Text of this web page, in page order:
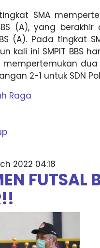
SMA
(A), yang
(A). Pada tingkat
kali ini SMPIT
mempertemukan dua
2-1 untuk SDN
Raga
2022 04:18
FUTSAL